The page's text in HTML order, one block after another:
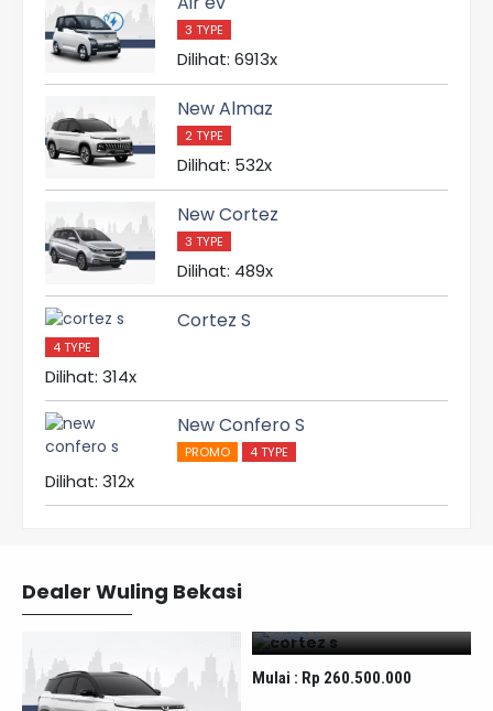
3 TYPE
Dilihat: 6913x
New Almaz
2 TYPE
Dilihat: 532x
New Cortez
3 TYPE
Dilihat: 489x
Cortez S
4 TYPE
Dilihat: 314x
New Confero S
PROMO 4 TYPE
Dilihat: 312x
Dealer Wuling Bekasi
Cortez S
Mulai : Rp 260.500.000